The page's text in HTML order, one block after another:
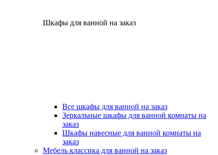
Шкафы для ванной на заказ
Все шкафы для ванной на заказ
Зеркальные шкафы для ванной комнаты на
заказ
Шкафы навесные для ванной комнаты на
заказ
Мебель классика для ванной на заказ